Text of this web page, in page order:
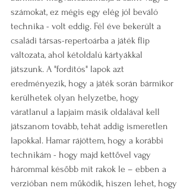
számokat, ez mégis egy elég jól beváló
technika - volt eddig. Fél éve bekerült a
családi társas-repertoárba a játék flip
változata, ahol kétoldalú kártyákkal
játszunk. A "fordítós" lapok azt
eredményezik, hogy a játék során bármikor
kerülhetek olyan helyzetbe, hogy
váratlanul a lapjaim másik oldalával kell
játszanom tovább, tehát addig ismeretlen
lapokkal. Hamar rájöttem, hogy a korábbi
technikám - hogy majd kettővel vagy
hárommal később mit rakok le – ebben a
verzióban nem működik, hiszen lehet, hogy